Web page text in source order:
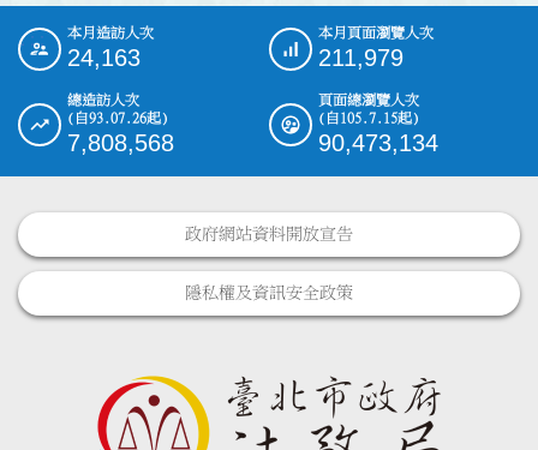
::: 本月造訪人次
24,163
本月頁面瀏覽人次
211,979
總造訪人次
(自93.07.26起)
7,808,568
頁面總瀏覽人次
(自105.7.15起)
90,473,134
政府網站資料開放宣告
隱私權及資訊安全政策